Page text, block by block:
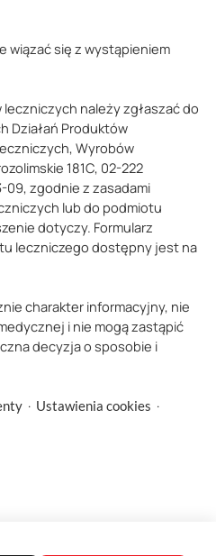
wiązać się z wystąpieniem
należy zgłaszać do
Działań Produktów
Wyrobów
181C, 02-222
09, zgodnie z zasadami
lub do podmiotu
dotyczy. Formularz
leczniczego dostępny jest na
charakter informacyjny, nie
i nie mogą zastąpić
decyzja o sposobie i
· Ustawienia cookies ·